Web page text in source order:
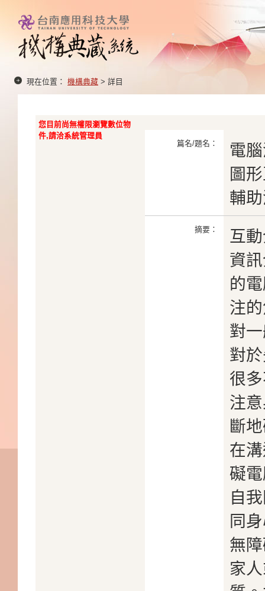
現在位置： 機構典藏 > 詳目
您目前尚無權限瀏覽數位物
件,請洽系統管理員
篇名/題名：
電
圖
輔
摘要：
互
資
的
注
對
對
很
注
斷
在
礙
自
同
無
家